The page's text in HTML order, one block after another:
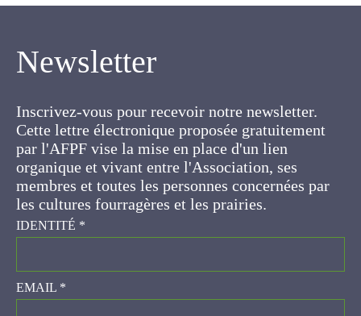
Newsletter
Cette lettre électronique proposée
gratuitement par l'AFPF vise la mise en place
d'un lien organique et vivant entre l'Association,
ses membres et toutes les personnes
concernées par les cultures fourragères et les
prairies.
IDENTITÉ*
EMAIL*